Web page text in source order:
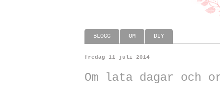
BLOGG OM DIY
fredag 11 juli 2014
Om lata dagar och